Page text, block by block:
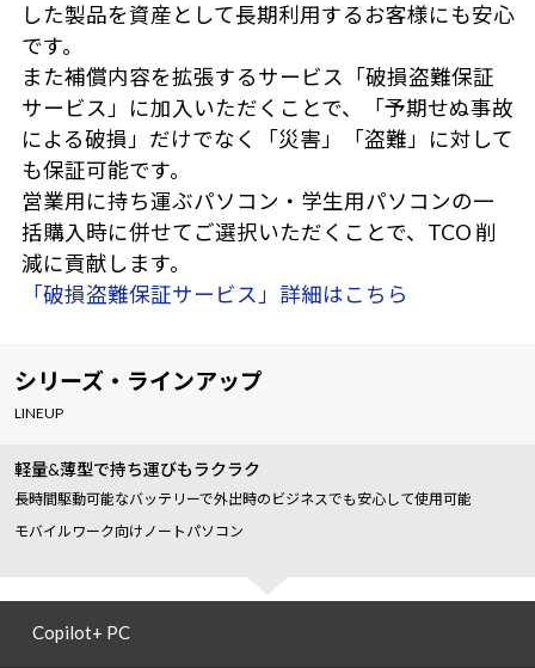
した製品を資産として長期利用するお客様にも安心
です。
また補償内容を拡張するサービス「破損盗難保証
サービス」に加入いただくことで、「予期せぬ事故
による破損」だけでなく「災害」「盗難」に対して
も保証可能です。
営業用に持ち運ぶパソコン・学生用パソコンの一
括購入時に併せてご選択いただくことで、TCO 削
減に貢献します。
「破損盗難保証サービス」詳細はこちら
シリーズ・ラインアップ
LINEUP
軽量&薄型で持ち運びもラクラク
長時間駆動可能なバッテリーで外出時のビジネスでも安心して使用可能
モバイルワーク向けノートパソコン
Copilot+ PC